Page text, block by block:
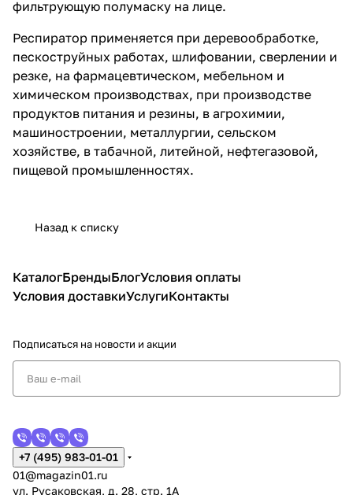
фильтрующую полумаску на лице.
Респиратор применяется при деревообработке,
пескоструйных работах, шлифовании, сверлении и
резке, на фармацевтическом, мебельном и
химическом производствах, при производстве
продуктов питания и резины, в агрохимии,
машиностроении, металлургии, сельском
хозяйстве, в табачной, литейной, нефтегазовой,
пищевой промышленностях.
Назад к списку
КаталогБрендыБлогУсловия оплаты
Условия доставкиУслугиКонтакты
Подписаться на новости и акции
+7 (495) 983-01-01
01@magazin01.ru
ул. Русаковская, д. 28, стр. 1А